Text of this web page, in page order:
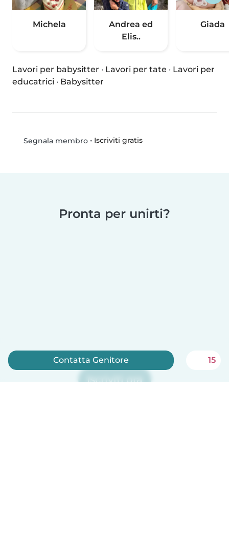
Michela
Andrea ed
Elis..
Giada
Lavori per babysitter · Lavori per tate · Lavori per
educatrici · Babysitter
Segnala membro• Iscriviti gratis
Pronta per unirti?
Iscriviti ora
Contatta Genitore 15